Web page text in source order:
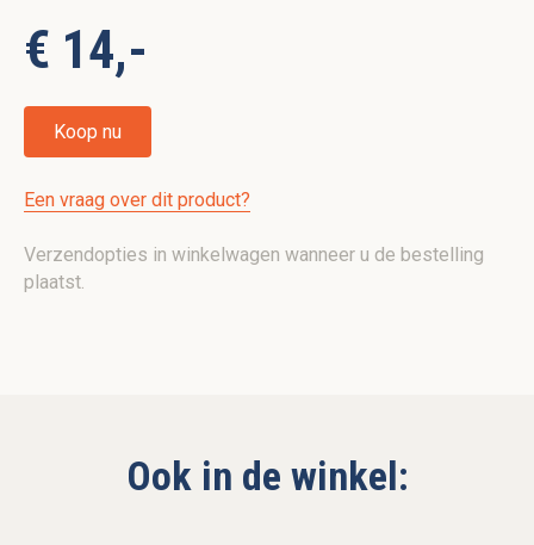
€ 14,-
Koop nu
Een vraag over dit product?
Verzendopties in winkelwagen wanneer u de bestelling
plaatst.
Ook in de winkel: